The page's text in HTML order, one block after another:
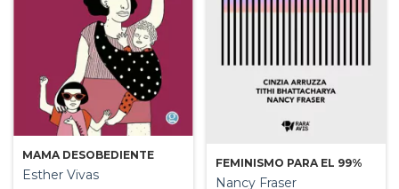
MAMA DESOBEDIENTE
Esther Vivas
FEMINISMO PARA EL 99%
Nancy Fraser